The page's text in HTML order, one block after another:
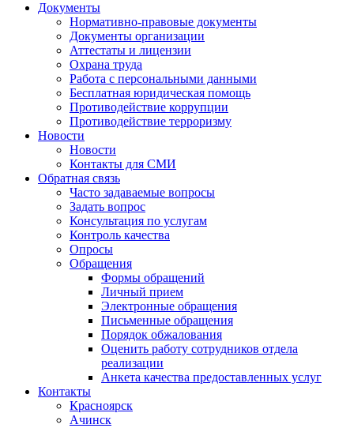
Документы
Нормативно-правовые документы
Документы организации
Аттестаты и лицензии
Охрана труда
Работа с персональными данными
Бесплатная юридическая помощь
Противодействие коррупции
Противодействие терроризму
Новости
Новости
Контакты для СМИ
Обратная связь
Часто задаваемые вопросы
Задать вопрос
Консультация по услугам
Контроль качества
Опросы
Обращения
Формы обращений
Личный прием
Электронные обращения
Письменные обращения
Порядок обжалования
Оценить работу сотрудников отдела
реализации
Анкета качества предоставленных услуг
Контакты
Красноярск
Ачинск